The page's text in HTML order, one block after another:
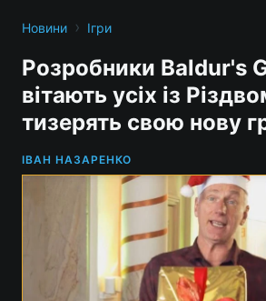
Новини › Ігри
Розробники Baldur's
вітають усіх із
тизерять свою нову
ІВАН НАЗАРЕНКО